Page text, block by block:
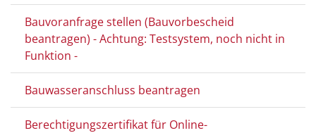
Bauvoranfrage stellen (Bauvorbescheid
beantragen) - Achtung: Testsystem, noch nicht in
Funktion -
Bauwasseranschluss beantragen
Berechtigungszertifikat für Online-